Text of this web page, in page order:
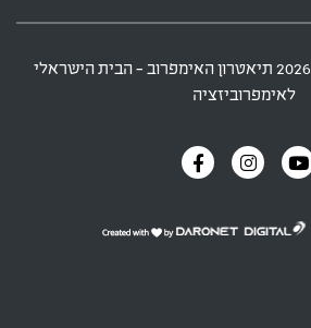
2026 תיאטרון האימפרוב - הבית הישראלי
לאימפרוביזציה
דרונט